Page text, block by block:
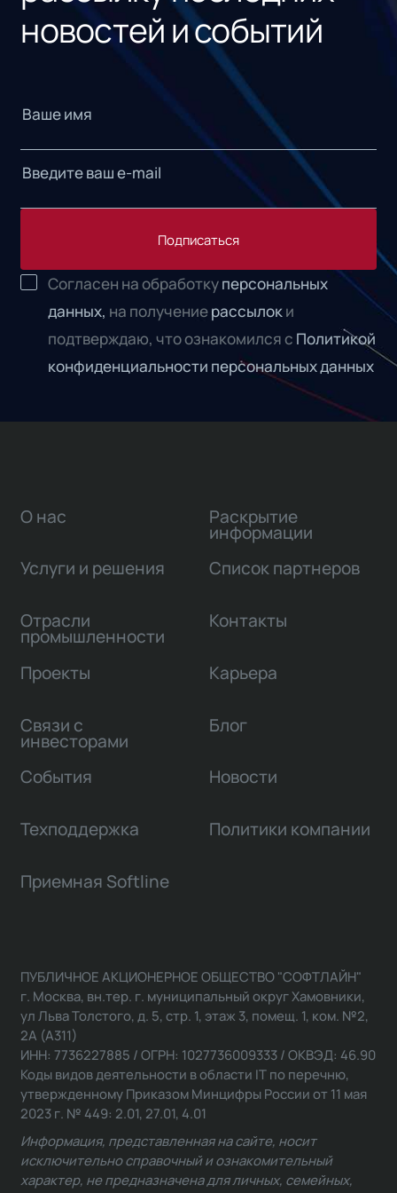
новостей и событий
Подписаться
Согласен на обработкуперсональных
данных, на получениерассылоки
подтверждаю, что ознакомился с Политикой
конфиденциальности персональных данных
О нас
Услуги и решения
Отрасли
промышленности
Проекты
Связи с
инвесторами
Раскрытие
информации
Список партнеров
Контакты
Карьера
Блог
События Новости
Техподдержка Политики компании
Приемная Softline
ПУБЛИЧНОЕ АКЦИОНЕРНОЕ ОБЩЕСТВО "СОФТЛАЙН"
г. Москва, вн.тер. г. муниципальный округ Хамовники,
ул Льва Толстого, д. 5, стр. 1, этаж 3, помещ. 1, ком. №2,
2А (А311)
ИНН: 7736227885 / ОГРН: 1027736009333 / ОКВЭД: 46.90
Коды видов деятельности в области IT по перечню,
утвержденному Приказом Минцифры России от 11 мая
2023 г. № 449: 2.01, 27.01, 4.01
Информация, представленная на сайте, носит
исключительно справочный и ознакомительный
характер, не предназначена для личных, семейных,